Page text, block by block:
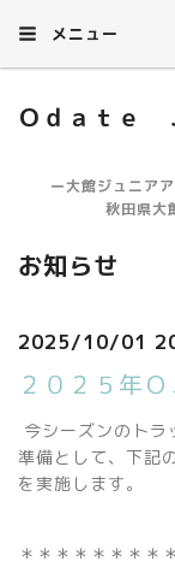
メニュー
Ｏｄａｔｅ
ー大館ジュニア
秋田県大
お知らせ
2025/10/01
２０２５年
今シーズンのトラ
準備として、下記
を実施します。
＊＊＊＊＊＊＊＊